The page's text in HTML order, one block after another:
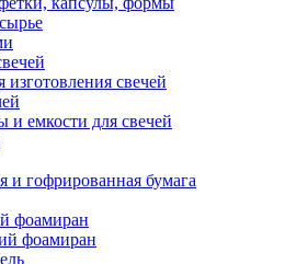
свечей
емкости для свечей
и гофрированная бумага
фоамиран
фоамиран